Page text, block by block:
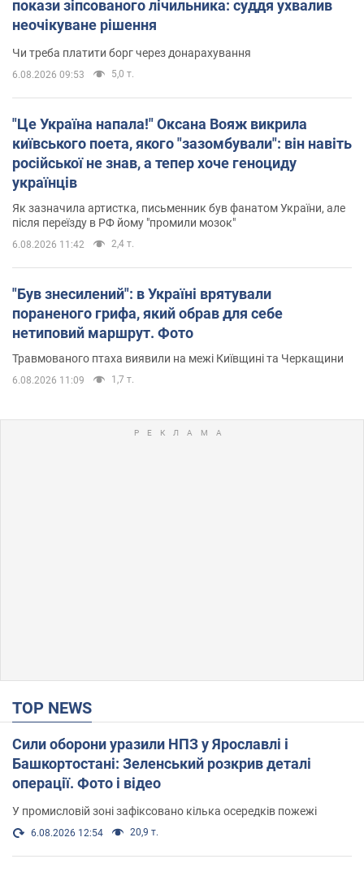
покази зіпсованого лічильника: суддя ухвалив
неочікуване рішення
Чи треба платити борг через донарахування
6.08.2026 09:53 5,0 т.
"Це Україна напала!" Оксана Вояж викрила
київського поета, якого "зазомбували": він навіть
російської не знав, а тепер хоче геноциду
українців
Як зазначила артистка, письменник був фанатом України, але
після переїзду в РФ йому "промили мозок"
6.08.2026 11:42 2,4 т.
"Був знесилений": в Україні врятували
пораненого грифа, який обрав для себе
нетиповий маршрут. Фото
Травмованого птаха виявили на межі Київщині та Черкащини
6.08.2026 11:09 1,7 т.
TOP NEWS
Сили оборони уразили НПЗ у Ярославлі і
Башкортостані: Зеленський розкрив деталі
операції. Фото і відео
У промисловій зоні зафіксовано кілька осередків пожежі
6.08.2026 12:54 20,9 т.